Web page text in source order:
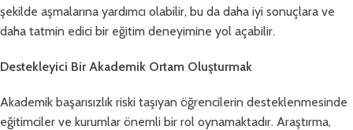
şekilde aşmalarına yardımcı olabilir, bu da daha iyi sonuçlara ve
daha tatmin edici bir eğitim deneyimine yol açabilir.
Destekleyici Bir Akademik Ortam Oluşturmak
Akademik başarısızlık riski taşıyan öğrencilerin desteklenmesinde
eğitimciler ve kurumlar önemli bir rol oynamaktadır. Araştırma,